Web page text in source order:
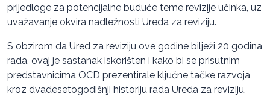
prijedloge za potencijalne buduće teme revizije učinka, uz
uvažavanje okvira nadležnosti Ureda za reviziju.
S obzirom da Ured za reviziju ove godine bilježi 20 godina
rada, ovaj je sastanak iskorišten i kako bi se prisutnim
predstavnicima OCD prezentirale ključne tačke razvoja
kroz dvadesetogodišnji historiju rada Ureda za reviziju.